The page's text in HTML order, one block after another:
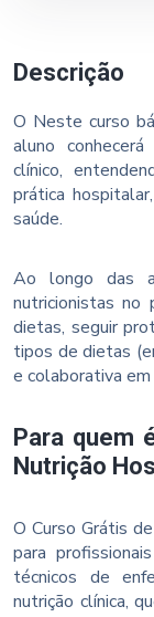
Descrição
O Neste curso
aluno
clínico,
prática
saúde.
Ao longo das
nutricionistas no
dietas, seguir
tipos de dietas
e colaborativa
Para quem
Nutrição
O Curso Grátis
para
técnicos de
nutrição clínica,